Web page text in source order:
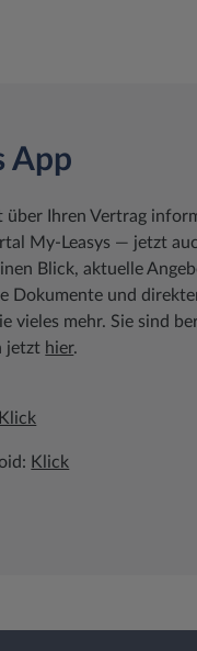
App
über Ihren Vertrag
My-Leasys ― jetzt
Blick, aktuelle
Dokumente und
vieles mehr. Sie sind
jetzt hier.
Klick